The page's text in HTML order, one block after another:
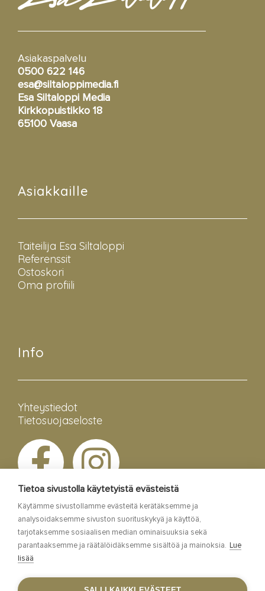
Asiakaspalvelu
0500 622 146
esa@siltaloppimedia.fi
Esa Siltaloppi Media
Kirkkopuistikko 18
65100 Vaasa
Asiakkaille
Taiteilija Esa Siltaloppi
Referenssit
Ostoskori
Oma profiili
Info
Yhteystiedot
Tietosuojaseloste
Esa Siltaloppi Media
Tietoa sivustolla käytetyistä evästeistä
Käytämme sivustollamme evästeitä kerätäksemme ja
analysoidaksemme sivuston suorituskykyä ja käyttöä,
tarjotaksemme sosiaalisen median ominaisuuksia sekä
parantaaksemme ja räätälöidäksemme sisältöä ja mainoksia.
Lue
lisää